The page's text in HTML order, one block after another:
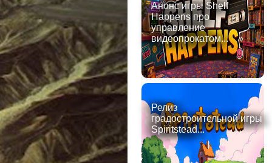
Анонс игры Shelf
Happens про
управление
видеопрокатом...
Релиз
градостроительной игры
Spiritstead...